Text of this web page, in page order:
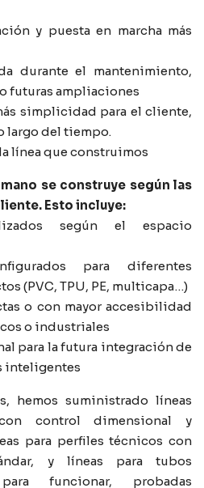
y puesta en marcha más
durante el mantenimiento,
futuras ampliaciones
simplicidad para el cliente,
largo del tiempo.
línea que construimos
se construye según las
Esto incluye:
según el espacio
para diferentes
(PVC, TPU, PE, multicapa…)
o con mayor accesibilidad
o industriales
para la futura integración de
inteligentes
hemos suministrado líneas
control dimensional y
para perfiles técnicos con
y líneas para tubos
funcionar, probadas